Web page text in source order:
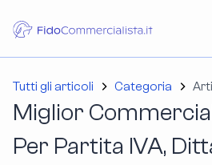
Tutti gli articoli Categoria
Miglior
Per Partita IVA,